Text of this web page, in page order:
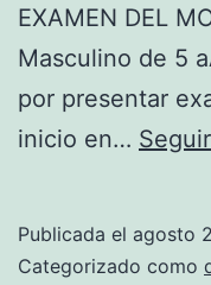
EXAMEN DEL
Masculino de 5
por presentar
inicio en…
Publicada el agosto
Categorizado como